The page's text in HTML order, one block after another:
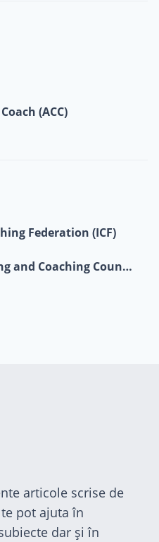
(ACC)
Federation (ICF)
European Mentoring and Coaching Council (EMCC)
articole scrise de
pot ajuta în
dar și în